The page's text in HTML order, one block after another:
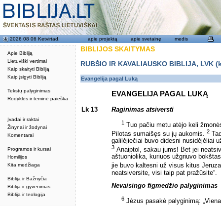
Apie Bibliją
Lietuviški vertimai
Kaip skaityti Bibliją
Kaip įsigyti Bibliją
Tekstų palyginimas
Rodyklės ir teminė paieška
Įvadai ir raktai
Žinynai ir žodynai
Komentarai
Programos ir kursai
Homilijos
Kita medžiaga
Biblija ir Bažnyčia
Biblija ir gyvenimas
Biblija ir teologija
2026 08 06 Ketvirtad. apie projektą apie svetainę medis
BIBLIJOS SKAITYMAS
RUBŠIO IR KAVALIAUSKO BIBLIJA,
Evangelija pagal Luką
EVANGELIJA PAGAL LUKĄ
Lk 13 Raginimas atsiversti
1 Tuo pačiu metu atėjo keli
Pilotas sumaišęs su jų aukomis. 2
galilėjiečiai buvo didesni nusidėjėliai
3 Anaiptol, sakau jums! Bet jei
aštuoniolika, kuriuos užgriuvo
jie buvo kaltesni už visus kitus
neatsiversite, visi taip pat pražūsite“.
Nevaisingo figmedžio palyginimas
6 Jėzus pasakė palyginimą: